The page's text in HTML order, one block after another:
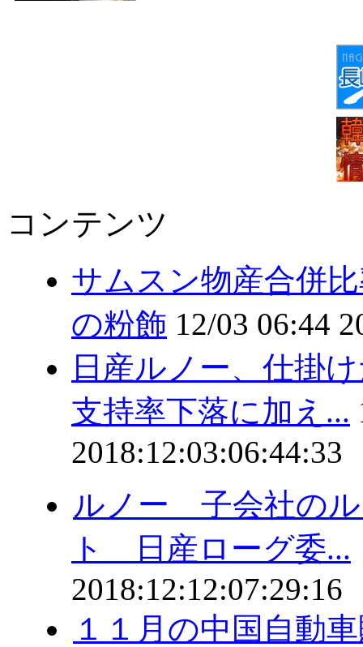
コンテンツ
サムスン物産合併
の粉飾 12/03 06:44
日産ルノー、仕掛
支持率下落に加え...
2018:12:03:06:44:33
ルノー 子会社のル
ト 日産ローグ委...
2018:12:12:07:29:16
１１月の中国自動